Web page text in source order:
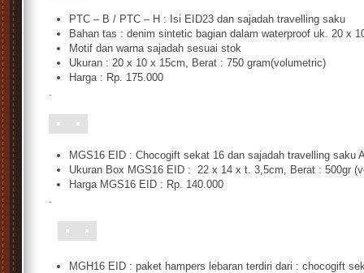
PTC – B / PTC – H : Isi EID23 dan sajadah travelling saku
Bahan tas : denim sintetic bagian dalam waterproof uk. 20 x
Motif dan warna sajadah sesuai stok
Ukuran : 20 x 10 x 15cm, Berat : 750 gram(volumetric)
Harga : Rp. 175.000
.
MGS16 EID : Chocogift sekat 16 dan sajadah travelling saku
Ukuran Box MGS16 EID : 22 x 14 x t. 3,5cm, Berat : 500gr
Harga MGS16 EID : Rp. 140.000
.
MGH16 EID : paket hampers lebaran terdiri dari : chocogift